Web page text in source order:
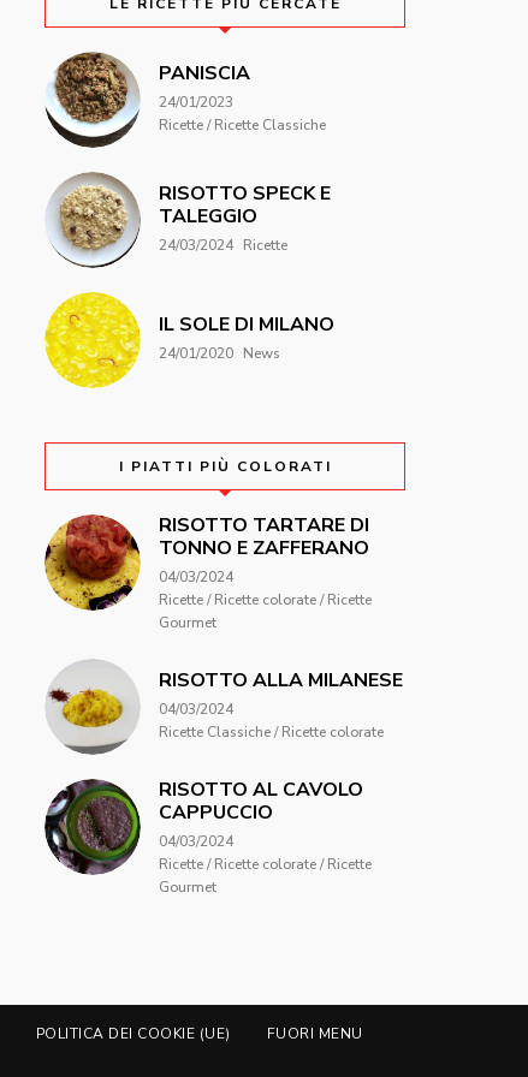
PANISCIA
24/01/2023
Ricette / Ricette Classiche
RISOTTO SPECK E
TALEGGIO
24/03/2024 Ricette
IL SOLE DI MILANO
24/01/2020 News
I PIATTI PIÙ COLORATI
RISOTTO TARTARE DI
TONNO E ZAFFERANO
04/03/2024
Ricette / Ricette colorate / Ricette
Gourmet
RISOTTO ALLA MILANESE
04/03/2024
Ricette Classiche / Ricette colorate
RISOTTO AL CAVOLO
CAPPUCCIO
04/03/2024
Ricette / Ricette colorate / Ricette
Gourmet
POLITICA DEI COOKIE (UE)
FUORI MENU